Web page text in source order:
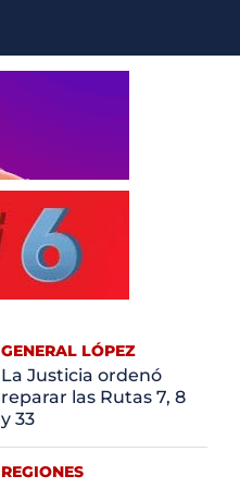
GENERAL LÓPEZ
La Justicia ordenó
reparar las Rutas 7, 8
y 33
REGIONES